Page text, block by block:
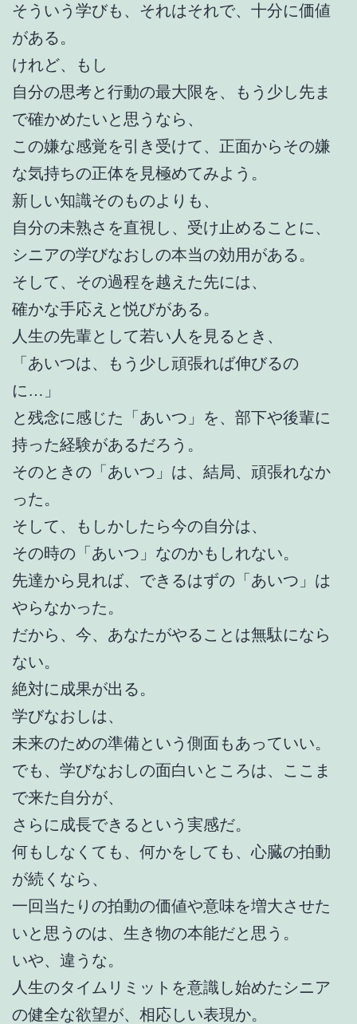
そういう学びも、それはそれで、十分に価値
がある。
けれど、もし
自分の思考と行動の最大限を、もう少し先ま
で確かめたいと思うなら、
この嫌な感覚を引き受けて、正面からその嫌
な気持ちの正体を見極めてみよう。
新しい知識そのものよりも、
自分の未熟さを直視し、受け止めることに、
シニアの学びなおしの本当の効用がある。
そして、その過程を越えた先には、
確かな手応えと悦びがある。
人生の先輩として若い人を見るとき、
「あいつは、もう少し頑張れば伸びるの
に…」
と残念に感じた「あいつ」を、部下や後輩に
持った経験があるだろう。
そのときの「あいつ」は、結局、頑張れなか
った。
そして、もしかしたら今の自分は、
その時の「あいつ」なのかもしれない。
先達から見れば、できるはずの「あいつ」は
やらなかった。
だから、今、あなたがやることは無駄になら
ない。
絶対に成果が出る。
学びなおしは、
未来のための準備という側面もあっていい。
でも、学びなおしの面白いところは、ここま
で来た自分が、
さらに成長できるという実感だ。
何もしなくても、何かをしても、心臓の拍動
が続くなら、
一回当たりの拍動の価値や意味を増大させた
いと思うのは、生き物の本能だと思う。
いや、違うな。
人生のタイムリミットを意識し始めたシニア
の健全な欲望が、相応しい表現か。